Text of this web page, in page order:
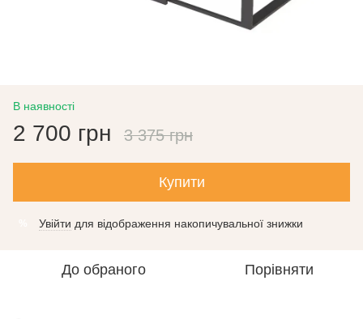
В наявності
2 700 грн 3 375 грн
Купити
Увійти для відображення накопичувальної знижки
До обраного Порівняти